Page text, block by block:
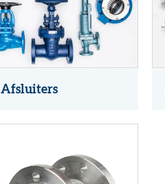
Afsluiters